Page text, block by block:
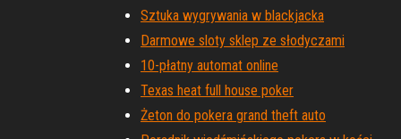
Sztuka wygrywania w blackjacka
Darmowe sloty sklep ze słodyczami
10-płatny automat online
Texas heat full house poker
Żeton do pokera grand theft auto